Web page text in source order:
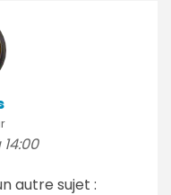
autre sujet :